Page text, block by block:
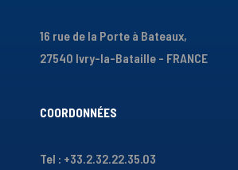
16 rue de la Porte à Bateaux,
27540 Ivry-la-Bataille - FRANCE
COORDONNÉES
Tel : +33.2.32.22.35.03